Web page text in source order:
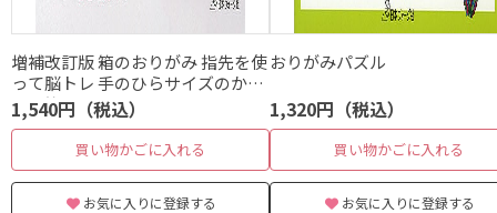
増補改訂版 箱のおりがみ 指先を使
って脳トレ 手のひらサイズのかわ
いい箱
1,540円（税込）
買い物かごに入れる
お気に入りに登録する
おりがみパズル
1,320円（税込）
買い物かごに入れる
お気に入りに登録する